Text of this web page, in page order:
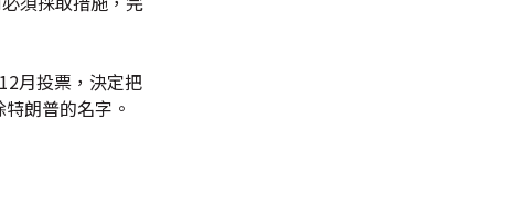
月投票，決定把
朗普的名字。